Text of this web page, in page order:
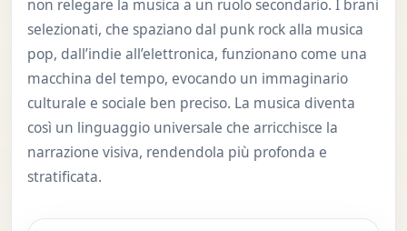
non relegare la musica a un ruolo secondario. I brani
selezionati, che spaziano dal punk rock alla musica
pop, dall’indie all’elettronica, funzionano come una
macchina del tempo, evocando un immaginario
culturale e sociale ben preciso. La musica diventa
così un linguaggio universale che arricchisce la
narrazione visiva, rendendola più profonda e
stratificata.